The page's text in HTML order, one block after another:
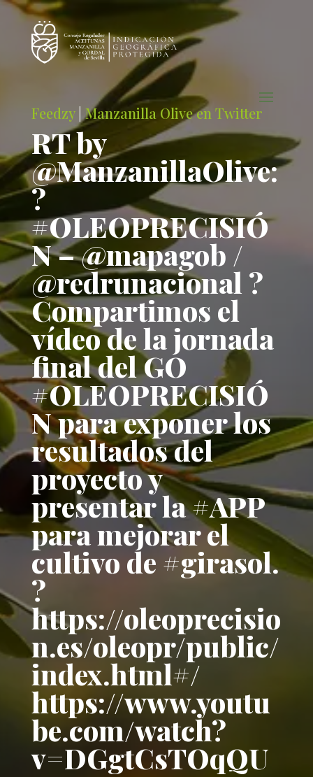
Feedzy|Manzanilla Olive en Twitter
RT by
@ManzanillaOlive:
?
#OLEOPRECISIÓ
N – @mapagob /
@redrunacional ?
Compartimos el
vídeo de la jornada
final del GO
#OLEOPRECISIÓ
N para exponer los
resultados del
proyecto y
presentar la #APP
para mejorar el
cultivo de #girasol.
?
https://oleoprecisio
n.es/oleopr/public/
index.html#/
https://www.youtu
be.com/watch?
v=DGgtCsTOqQU